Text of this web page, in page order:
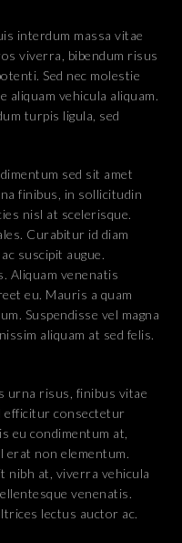
interdum massa vitae
viverra, bibendum risus
Sed nec molestie
aliquam vehicula aliquam.
turpis ligula, sed
sed sit amet
finibus, in sollicitudin
nisl at scelerisque.
Curabitur id diam
suscipit augue.
Aliquam venenatis
eu. Mauris a quam
Suspendisse vel magna
aliquam at sed felis.
urna risus, finibus vitae
efficitur consectetur
eu condimentum at,
erat non elementum.
nibh at, viverra vehicula
venenatis.
lectus auctor ac.